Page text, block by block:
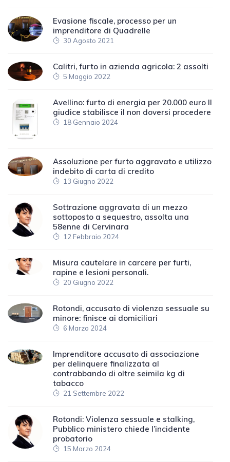
Evasione fiscale, processo per un
imprenditore di Quadrelle
30 Agosto 2021
Calitri, furto in azienda agricola: 2 assolti
5 Maggio 2022
Avellino: furto di energia per 20.000 euro Il
giudice stabilisce il non doversi procedere
18 Gennaio 2024
Assoluzione per furto aggravato e utilizzo
indebito di carta di credito
13 Giugno 2022
Sottrazione aggravata di un mezzo
sottoposto a sequestro, assolta una
58enne di Cervinara
12 Febbraio 2024
Misura cautelare in carcere per furti,
rapine e lesioni personali.
20 Giugno 2022
Rotondi, accusato di violenza sessuale su
minore: finisce ai domiciliari
6 Marzo 2024
Imprenditore accusato di associazione
per delinquere finalizzata al
contrabbando di oltre seimila kg di
tabacco
21 Settembre 2022
Rotondi: Violenza sessuale e stalking,
Pubblico ministero chiede l’incidente
probatorio
15 Marzo 2024